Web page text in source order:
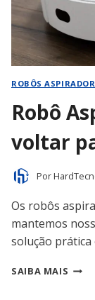
ROBÔS
Robô
voltar
Por
Os robôs
mantemos
solução prática
SAIBA MAIS ROBÔ